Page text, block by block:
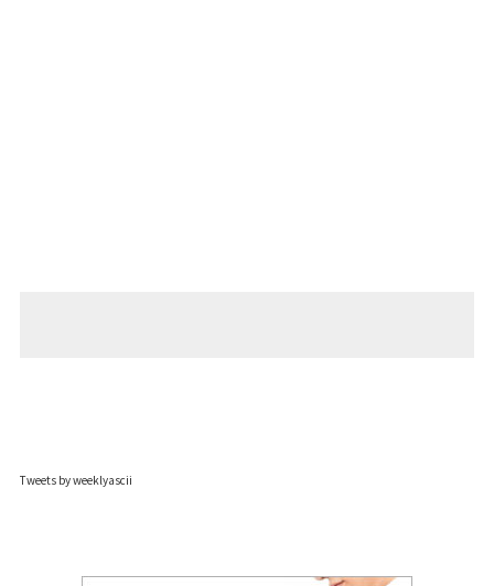
Tweets by weeklyascii